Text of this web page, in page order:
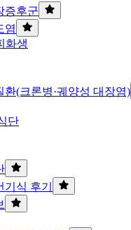
증후군
염
화생
환(크론병·궤양성 대장염)
단
식 후기